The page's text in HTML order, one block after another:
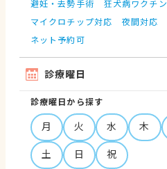
避妊・去勢手術
狂犬病ワクチン
マイクロチップ対応
夜間対応
ネット予約可
診療曜日
診療曜日から探す
月 火 水 木
土
日 祝